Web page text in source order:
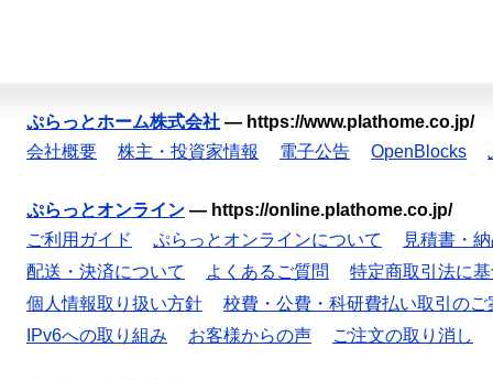
ぷらっとホーム株式会社 — https://www.plathome.co.jp/
会社概要
株主・投資家情報 電子公告 OpenBlocks
ぷらっとオンライン — https://online.plathome.co.jp/
ご利用ガイド
ぷらっとオンラインについて
見積書・
配送・決済について
よくあるご質問
特定商取引法に
個人情報取り扱い方針
校費・公費・科研費払い取引のご
IPv6への取り組み
お客様からの声 ご注文の取り消し